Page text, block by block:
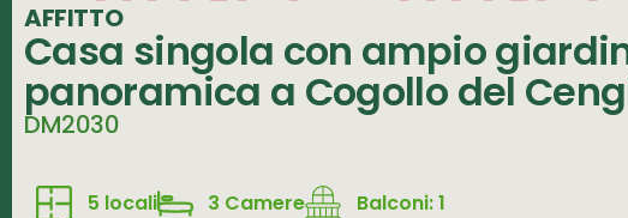
AFFITTO
Casa singola con ampio
panoramica a Cogollo del
DM2030
5 locali
3 Camere
Balconi: 1